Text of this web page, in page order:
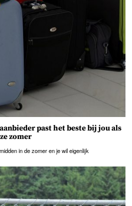
past het beste bij jou als
zomer
in de zomer en je wil eigenlijk